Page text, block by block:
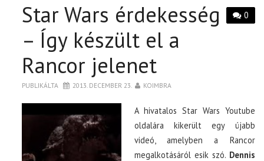
0
Star Wars érdekesség
– Így készült el a
Rancor jelenet
PUBLIKÁLTA 2013. DECEMBER 23. KOIMBRA
A hivatalos Star Wars Youtube
oldalára kikerült egy újabb
videó, amelyben a Rancor
megalkotásáról esik szó. Dennis